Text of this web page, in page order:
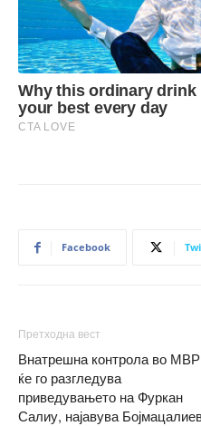
Facebook
Претходна вест
Внатрешна контрола во МВР
ќе го разгледува
приведувањето на Фуркан
Салиу, најавува